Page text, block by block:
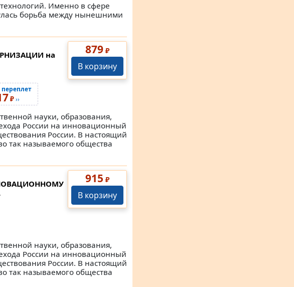
Именно в сфере
борьба между нынешними
879 ₽
В корзину
на
₽››
науки, образования,
России на инновационный
России. В настоящий
так называемого общества
915 ₽
В корзину
науки, образования,
России на инновационный
России. В настоящий
так называемого общества